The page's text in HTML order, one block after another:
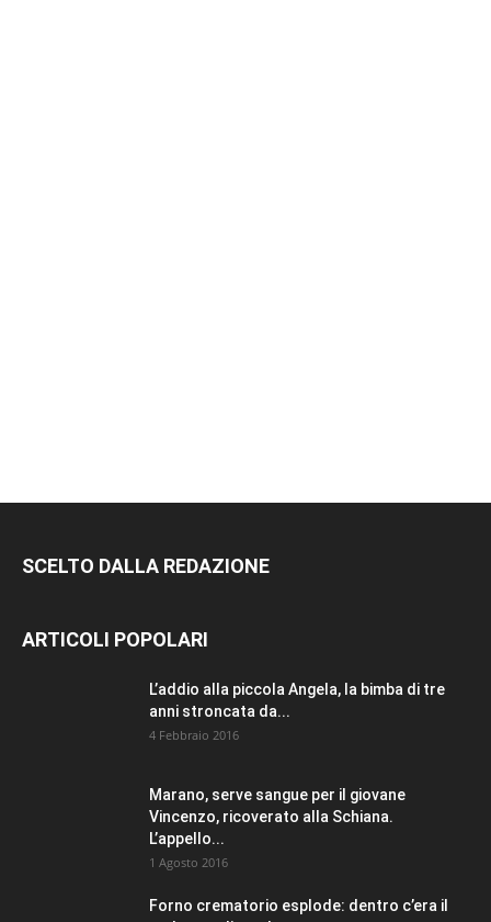
SCELTO DALLA REDAZIONE
ARTICOLI POPOLARI
L’addio alla piccola Angela, la bimba di tre
anni stroncata da...
4 Febbraio 2016
Marano, serve sangue per il giovane
Vincenzo, ricoverato alla Schiana.
L’appello...
1 Agosto 2016
Forno crematorio esplode: dentro c’era il